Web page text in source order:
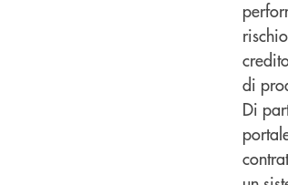
di
Di